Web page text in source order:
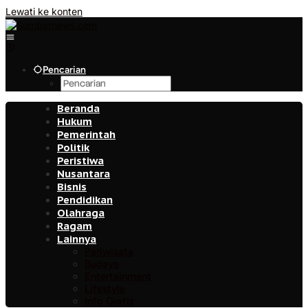
Lewati ke konten
Pencarian
Beranda
Hukum
Pemerintah
Politik
Peristiwa
Nusantara
Bisnis
Pendidikan
Olahraga
Ragam
Lainnya